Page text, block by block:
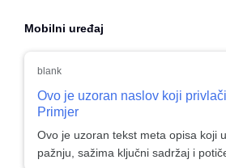
Mobilni uređaj
blank
Ovo je uzoran naslov koji privlači
Primjer
Ovo je uzoran tekst meta opisa koji
pažnju, sažima ključni sadržaj i